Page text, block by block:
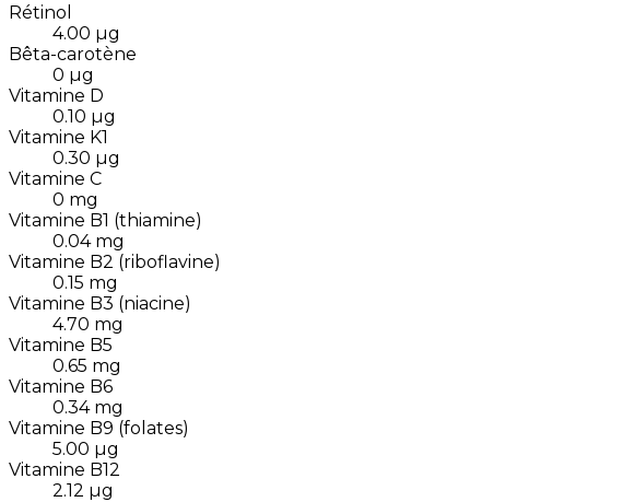
Rétinol
4.00 µg
Bêta-carotène
0 µg
Vitamine D
0.10 µg
Vitamine K1
0.30 µg
Vitamine C
0 mg
Vitamine B1 (thiamine)
0.04 mg
Vitamine B2 (riboflavine)
0.15 mg
Vitamine B3 (niacine)
4.70 mg
Vitamine B5
0.65 mg
Vitamine B6
0.34 mg
Vitamine B9 (folates)
5.00 µg
Vitamine B12
2.12 µg